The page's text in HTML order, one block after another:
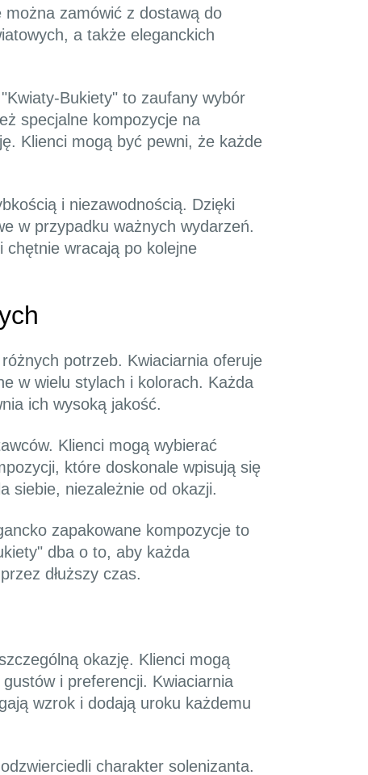
zamówić z dostawą do
a także eleganckich
Bukiety" to zaufany wybór
specjalne kompozycje na
Klienci mogą być pewni, że każde
i niezawodnością. Dzięki
w przypadku ważnych wydarzeń.
chętnie wracają po kolejne
potrzeb. Kwiaciarnia oferuje
w wielu stylach i kolorach. Każda
ich wysoką jakość.
Klienci mogą wybierać
które doskonale wpisują się
siebie, niezależnie od okazji.
zapakowane kompozycje to
dba o to, aby każda
dłuższy czas.
okazję. Klienci mogą
i preferencji. Kwiaciarnia
wzrok i dodają uroku każdemu
charakter solenizanta.